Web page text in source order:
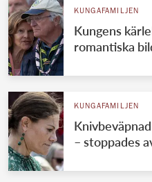
KUNGAFAMILJEN
Kungens
romantiska
KUNGAFAMILJEN
– stoppades